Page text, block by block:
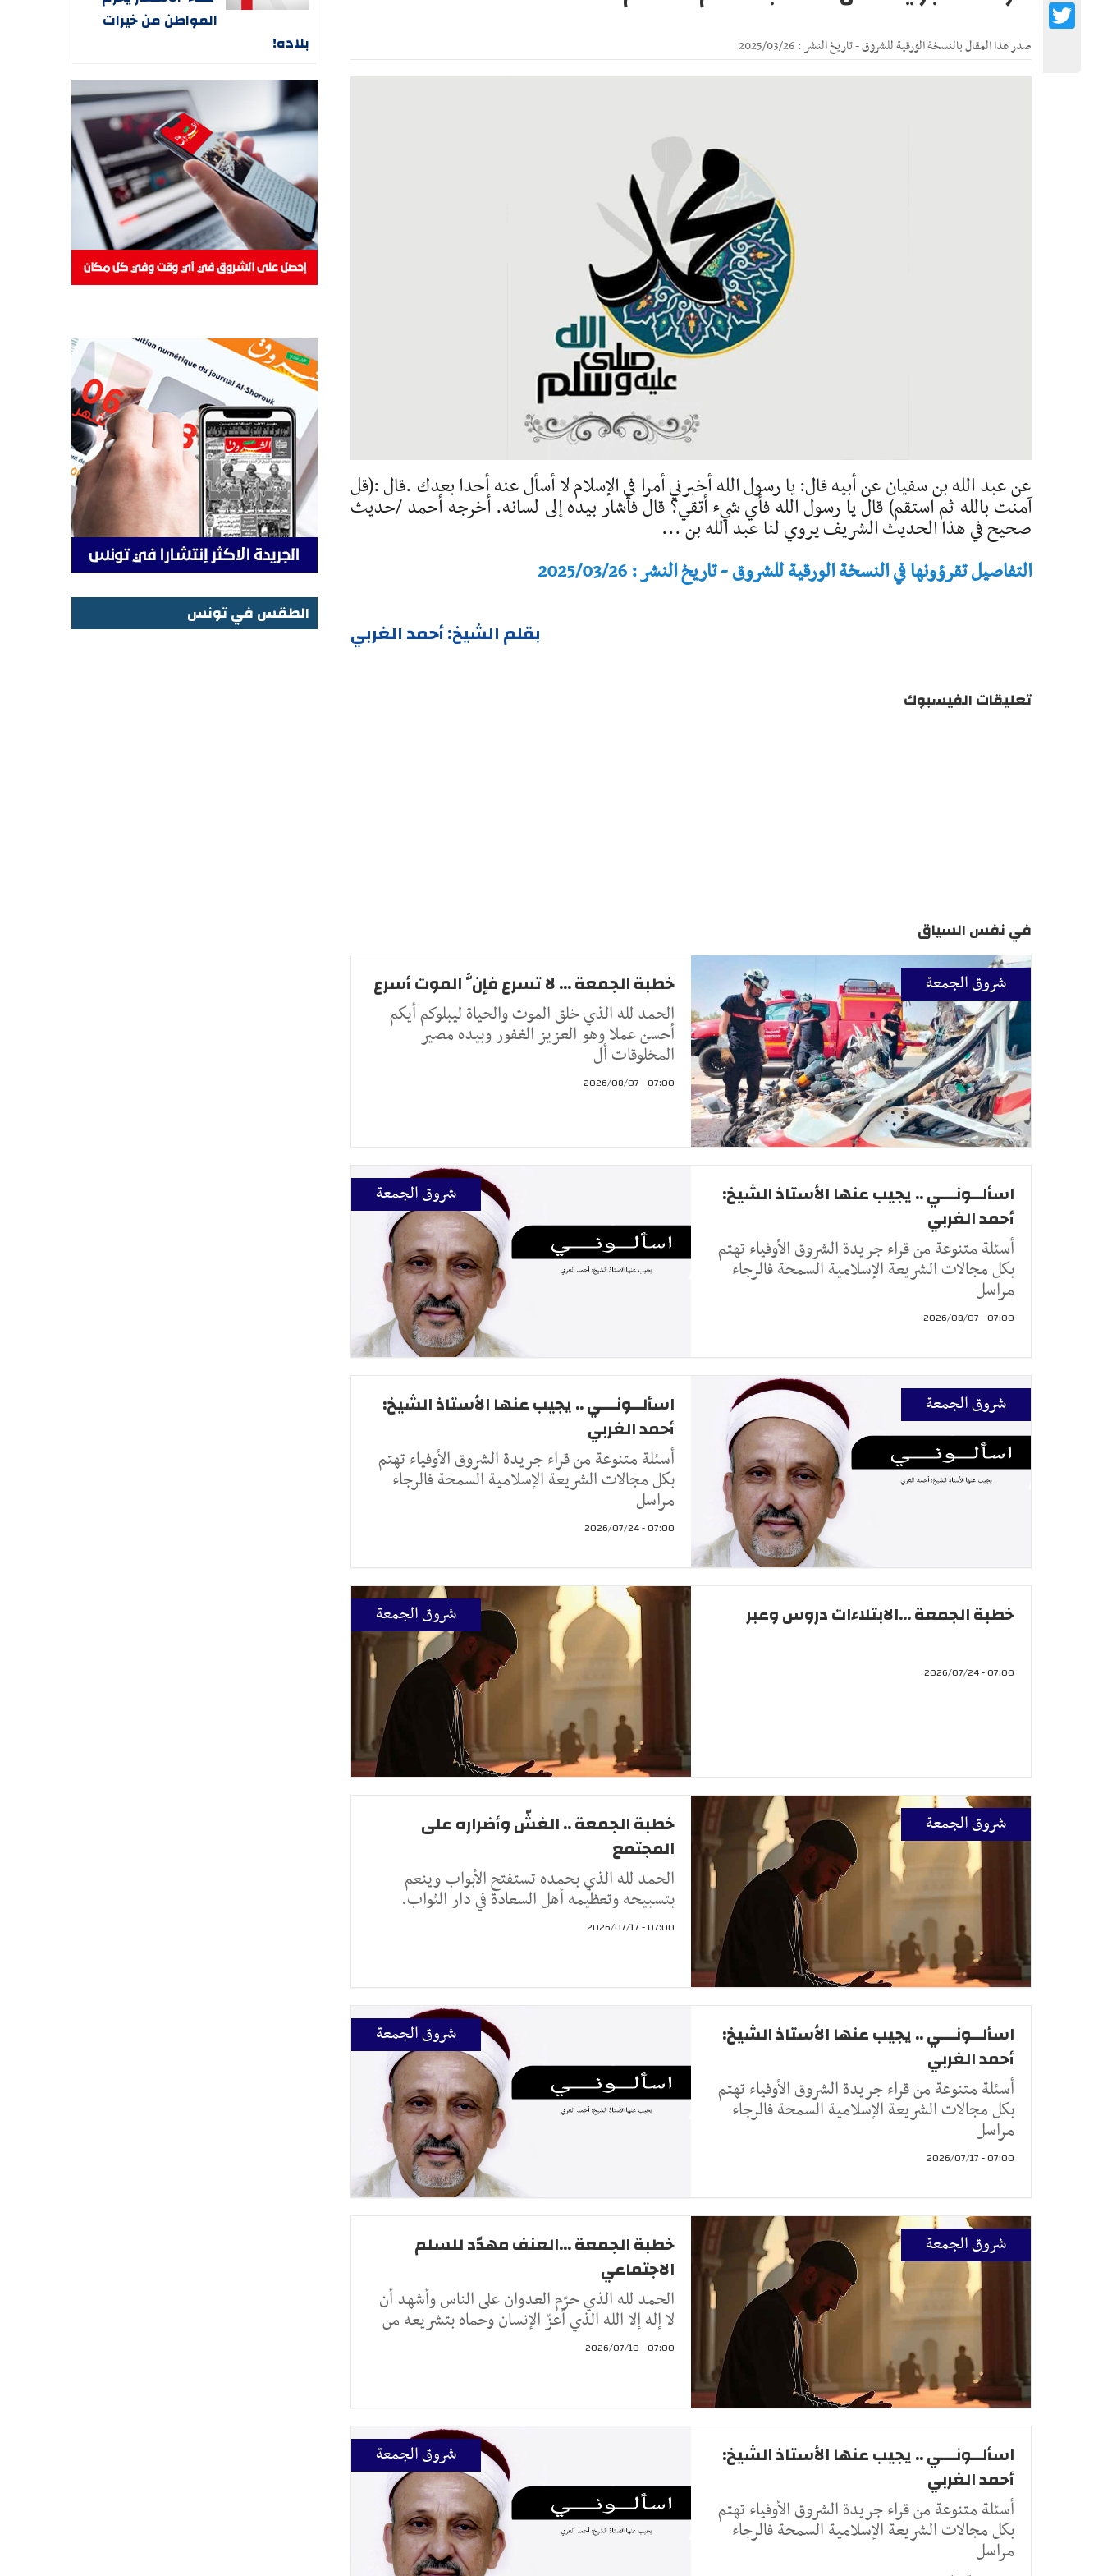
صدر هذا المقال بالنسخة الورقية للشروق - تاريخ النشر : 2025/03/26
عن عبد الله بن سفيان عن أبيه قال: يا رسول الله أخبرني أمرا في الإسلام لا أسأل عنه أحدا بعدك .قال :(قل
آمنت بالله ثم استقم) قال يا رسول الله فأي شيء أتقي؟ قال فأشار بيده إلى لسانه. أخرجه أحمد /حديث
صحيح في هذا الحديث الشريف يروي لنا عبد الله بن ...
التفاصيل تقرؤونها في النسخة الورقية للشروق - تاريخ النشر : 2025/03/26
بقلم الشيخ: أحمد الغربي
Twitter
تعليقات الفيسبوك
في نفس السياق
شروق الجمعة
خطبة الجمعة ... لا تسرع فإنَّ الموت أسرع
الحمد لله الذي خلق الموت والحياة ليبلوكم أيكم
أحسن عملا وهو العزيز الغفور وبيده مصير
المخلوقات أل
07:00 - 2026/08/07
شروق الجمعة
اسألــونـــي .. يجيب عنها الأستاذ الشيخ:
أحمد الغربي
أسئلة متنوعة من قراء جريدة الشروق الأوفياء تهتم
بكل مجالات الشريعة الإسلامية السمحة فالرجاء
مراسل
07:00 - 2026/08/07
شروق الجمعة
اسألــونـــي .. يجيب عنها الأستاذ الشيخ:
أحمد الغربي
أسئلة متنوعة من قراء جريدة الشروق الأوفياء تهتم
بكل مجالات الشريعة الإسلامية السمحة فالرجاء
مراسل
07:00 - 2026/07/24
شروق الجمعة خطبة الجمعة ...الابتلاءات دروس وعبر
07:00 - 2026/07/24
شروق الجمعة
خطبة الجمعة .. الغشّ وأضراره على
المجتمع
الحمد لله الذي بحمده تستفتح الأبواب وينعم
بتسبيحه وتعظيمه أهل السعادة في دار الثواب.
07:00 - 2026/07/17
شروق الجمعة
اسألــونـــي .. يجيب عنها الأستاذ الشيخ:
أحمد الغربي
أسئلة متنوعة من قراء جريدة الشروق الأوفياء تهتم
بكل مجالات الشريعة الإسلامية السمحة فالرجاء
مراسل
07:00 - 2026/07/17
شروق الجمعة
خطبة الجمعة ...العنف مهدّد للسلم
الاجتماعي
الحمد لله الذي حرّم العدوان على الناس وأشهد أن
لا إله إلا الله الذي أعزّ الإنسان وحماه بتشريعه من
07:00 - 2026/07/10
شروق الجمعة
اسألــونـــي .. يجيب عنها الأستاذ الشيخ:
أحمد الغربي
أسئلة متنوعة من قراء جريدة الشروق الأوفياء تهتم
بكل مجالات الشريعة الإسلامية السمحة فالرجاء
مراسل
المواطن من خيرات
بلاده!
الطقس في تونس